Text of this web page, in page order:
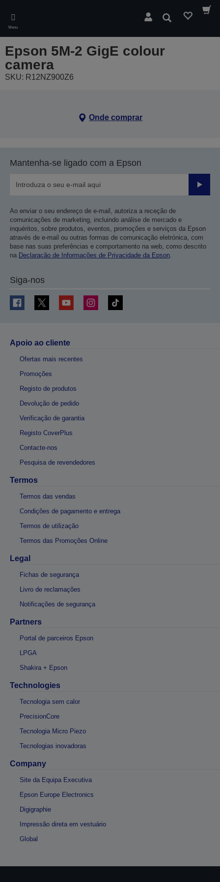
main
content
Menu
Pesquisar
Epson 5M-2 GigE colour
camera
SKU: R12NZ900Z6
Onde comprar
Mantenha-se ligado com a Epson
Enviar
Ao enviar o seu endereço de e-mail, autoriza a receção de
comunicações de marketing, incluindo análise de mercado e
inquéritos, sobre produtos, eventos, promoções e serviços da Epson
através de e-mail ou outras formas de comunicação eletrónica, com
base nas suas preferências e comportamento na web, como descrito
na Declaração de Informações de Privacidade da Epson.
Siga-nos
Apoio ao cliente
Ofertas mais recentes
Promoções
Registo de produtos
Devolução de pedido
Verificação de garantia
Registo CoverPlus
Contacte-nos
Pesquisa de revendedores
Termos
Termos das vendas
Condições de pagamento e entrega
Termos de utilização
Termos das Promoções Online
Legal
Fichas de segurança
Livro de reclamações
Notificações de segurança
Partners
Portal de parceiros Epson
LPGA
Shakira + Epson
Technologies
Tecnologia sem calor
PrecisionCore
Tecnologia Micro Piezo
Tecnologias inovadoras
Company
Site da Equipa Executiva
Epson Europe Electronics
Digigraphie
Impressão direta em vestuário
Global